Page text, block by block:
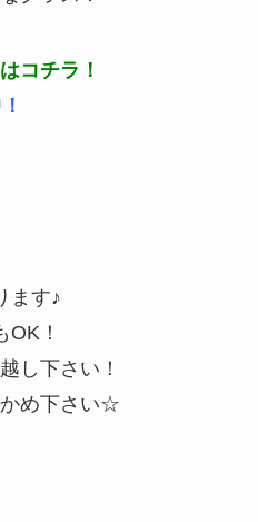
コチラ！
ます♪
！
し下さい！
かめ下さい☆